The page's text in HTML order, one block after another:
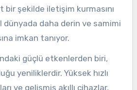
bir şekilde iletişim kurmasını
daha derin ve samimi
imkan tanıyor.
güçlü etkenlerden biri,
yeniliklerdir. Yüksek hızlı
ve gelişmiş akıllı cihazlar,